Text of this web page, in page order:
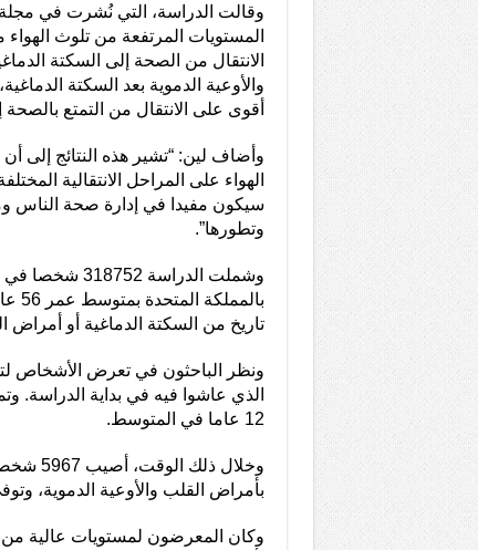
المستويات المرتفعة من تلوث الهواء
الانتقال من الصحة إلى السكتة
والأوعية الدموية بعد السكتة
أقوى على الانتقال من التمتع بالصحة
وأضاف لين: “تشير هذه النتائج إلى
الهواء على المراحل الانتقالية
سيكون مفيدا في إدارة صحة الناس
وتطورها”.
وشملت الدراسة
تاريخ من السكتة الدماغية أو أمراض
ونظر الباحثون في تعرض الأشخاص
الذي عاشوا فيه في بداية الدراسة.
12 عاما في المتوسط.
بأمراض القلب والأوعية الدموية، وتوفي 1020 شخصا في وقت
وكان المعرضون لمستويات عالية من